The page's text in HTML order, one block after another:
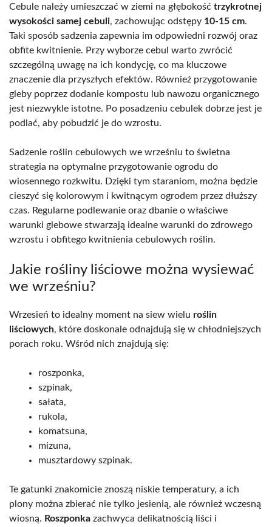
Cebule należy umieszczać w ziemi na głębokość trzykrotnej
wysokości samej cebuli, zachowując odstępy 10-15 cm.
Taki sposób sadzenia zapewnia im odpowiedni rozwój oraz
obfite kwitnienie. Przy wyborze cebul warto zwrócić
szczególną uwagę na ich kondycję, co ma kluczowe
znaczenie dla przyszłych efektów. Również przygotowanie
gleby poprzez dodanie kompostu lub nawozu organicznego
jest niezwykle istotne. Po posadzeniu cebulek dobrze jest je
podlać, aby pobudzić je do wzrostu.
Sadzenie roślin cebulowych we wrześniu to świetna
strategia na optymalne przygotowanie ogrodu do
wiosennego rozkwitu. Dzięki tym staraniom, można będzie
cieszyć się kolorowym i kwitnącym ogrodem przez dłuższy
czas. Regularne podlewanie oraz dbanie o właściwe
warunki glebowe stwarzają idealne warunki do zdrowego
wzrostu i obfitego kwitnienia cebulowych roślin.
Jakie rośliny liściowe można wysiewać
we wrześniu?
Wrzesień to idealny moment na siew wielu roślin
liściowych, które doskonale odnajdują się w chłodniejszych
porach roku. Wśród nich znajdują się:
roszponka,
szpinak,
sałata,
rukola,
komatsuna,
mizuna,
musztardowy szpinak.
Te gatunki znakomicie znoszą niskie temperatury, a ich
plony można zbierać nie tylko jesienią, ale również wczesną
wiosną. Roszponka zachwyca delikatnością liści i